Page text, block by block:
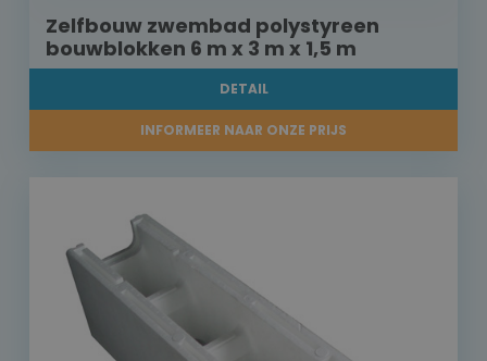
Zelfbouw zwembad polystyreen
bouwblokken 6 m x 3 m x 1,5 m
DETAIL
INFORMEER NAAR ONZE PRIJS